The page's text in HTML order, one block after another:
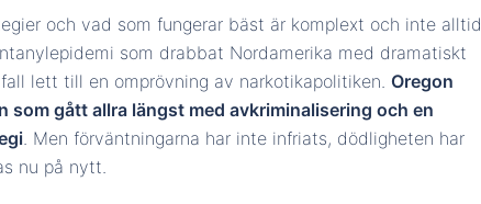
och vad som fungerar bäst är komplext och inte alltid
som drabbat Nordamerika med dramatiskt
lett till en omprövning av narkotikapolitiken. Oregon
som gått allra längst med avkriminalisering och en
. Men förväntningarna har inte infriats, dödligheten har
nu på nytt.